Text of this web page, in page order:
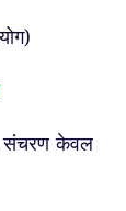
संचरण केवल